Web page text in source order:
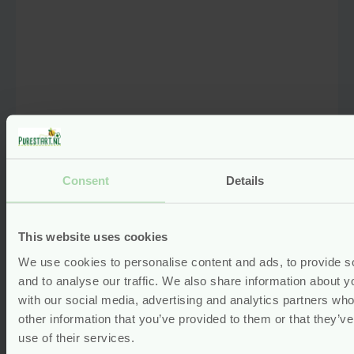
Consent Details
This website uses cookies
We use cookies to personalise content and ads, to provide
and to analyse our traffic. We also share information about
with our social media, advertising and analytics partners
other information that you’ve provided to them or that
use of their services.
Booster – Bamboe – 11 x 30 cm –
TotsBots
gaat uit assortiment op=op
Van 5.50Oorspronkelijke
prijs
was:
4.95
Huidige